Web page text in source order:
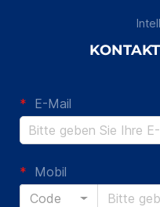
E-Mail
Mobil
Code